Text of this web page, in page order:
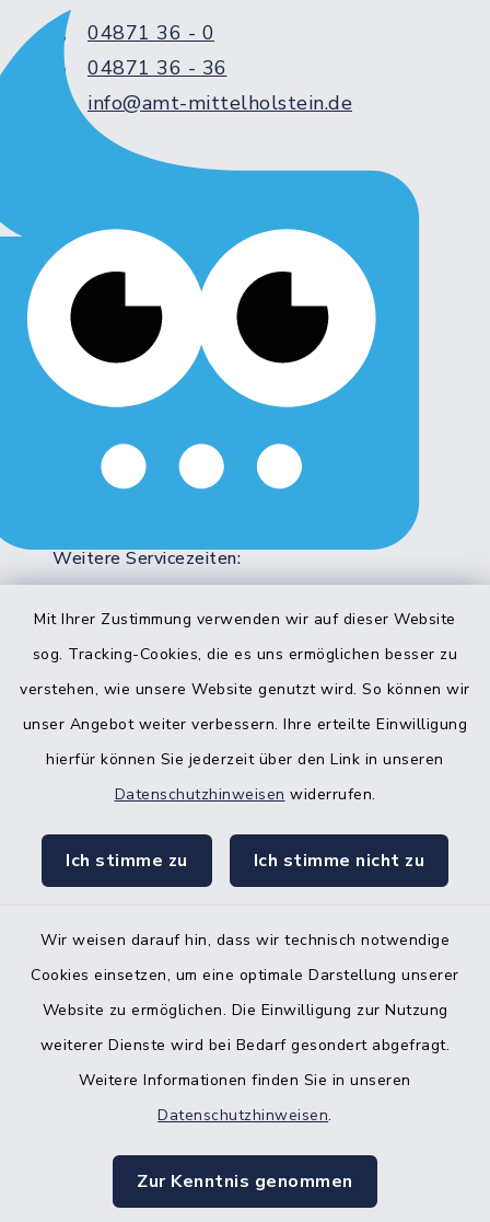
Mit Ihrer Zustimmung verwenden wir auf dieser Website
sog. Tracking-Cookies, die es uns ermöglichen besser zu
verstehen, wie unsere Website genutzt wird. So können wir
unser Angebot weiter verbessern. Ihre erteilte Einwilligung
hierfür können Sie jederzeit über den Link in unseren
Datenschutzhinweisen widerrufen.
Ich stimme zu Ich stimme nicht zu
Wir weisen darauf hin, dass wir technisch notwendige
Cookies einsetzen, um eine optimale Darstellung unserer
Website zu ermöglichen. Die Einwilligung zur Nutzung
weiterer Dienste wird bei Bedarf gesondert abgefragt.
Weitere Informationen finden Sie in unseren
Datenschutzhinweisen.
Zur Kenntnis genommen
04871 36 - 0
04871 36 - 36
info@amt-mittelholstein.de
Montag, Dienstag, Freitag:
8:00 - 12:00 Uhr
Donnerstag:
8:00 - 12:00 Uhr
Mittwoch:
Weitere Servicezeiten:
Bitte beachten Sie die abweichenden
Sprechzeiten in bestimmten Bereichen!
Quicklinks
Bürgerbüro Hohenwestedt
Bürgerbüro Aukrug
Bürgerbüro Hanerau-Hademarschen
Nebenstelle Padenstedt
KFZ-Zulassungsbehörde
Kontakt
Barrierefreiheit